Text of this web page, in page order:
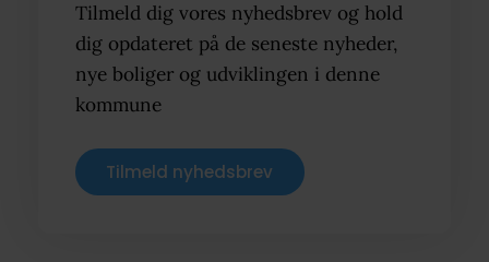
Tilmeld dig vores nyhedsbrev og hold
dig opdateret på de seneste nyheder,
nye boliger og udviklingen i denne
kommune
Tilmeld nyhedsbrev